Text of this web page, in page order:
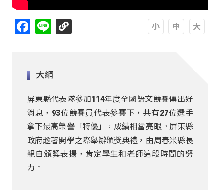
Facebook
Line
大綱
屏東縣代表隊參加114年度全國語文競賽傳出好
消息，93位競賽員代表參賽下，共有27位選手
拿下最高榮譽「特優」，成績相當亮眼。屏東縣
政府趁著開學之際舉辦頒獎典禮，由周春米縣長
親自頒獎表揚，肯定學生和老師這段時間的努
力。